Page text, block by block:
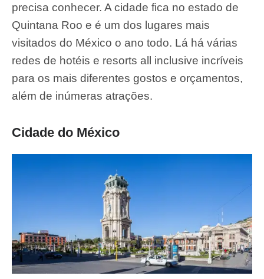
precisa conhecer. A cidade fica no estado de
Quintana Roo e é um dos lugares mais
visitados do México o ano todo. Lá há várias
redes de hotéis e resorts all inclusive incríveis
para os mais diferentes gostos e orçamentos,
além de inúmeras atrações.
Cidade do México